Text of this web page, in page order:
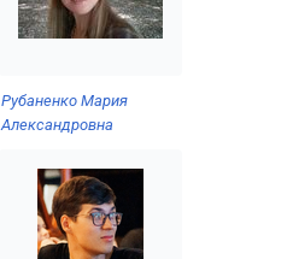
Рубаненко Мария
Александровна